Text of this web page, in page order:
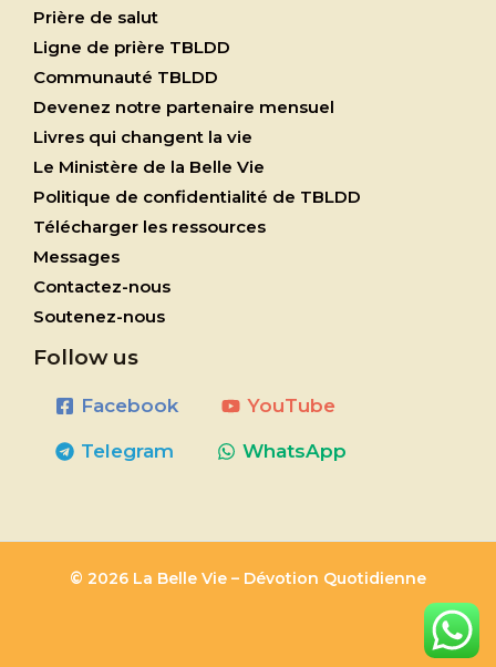
Prière de salut
Ligne de prière TBLDD
Communauté TBLDD
Devenez notre partenaire mensuel
Livres qui changent la vie
Le Ministère de la Belle Vie
Politique de confidentialité de TBLDD
Télécharger les ressources
Messages
Contactez-nous
Soutenez-nous
Follow us
Facebook YouTube
Telegram WhatsApp
© 2026 La Belle Vie – Dévotion Quotidienne